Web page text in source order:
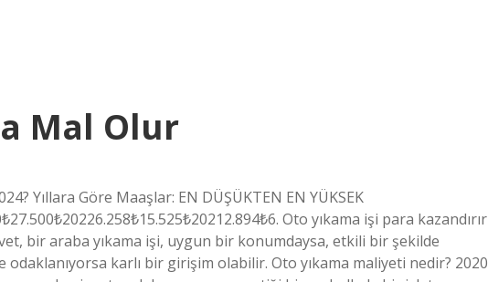
Mal Olur
Yıllara Göre Maaşlar: EN DÜŞÜKTEN EN YÜKSEK
Oto yıkama işi para kazandırır
bir araba yıkama işi, uygun bir konumdaysa, etkili bir şekilde
karlı bir girişim olabilir. Oto yıkama maliyeti nedir? 2020